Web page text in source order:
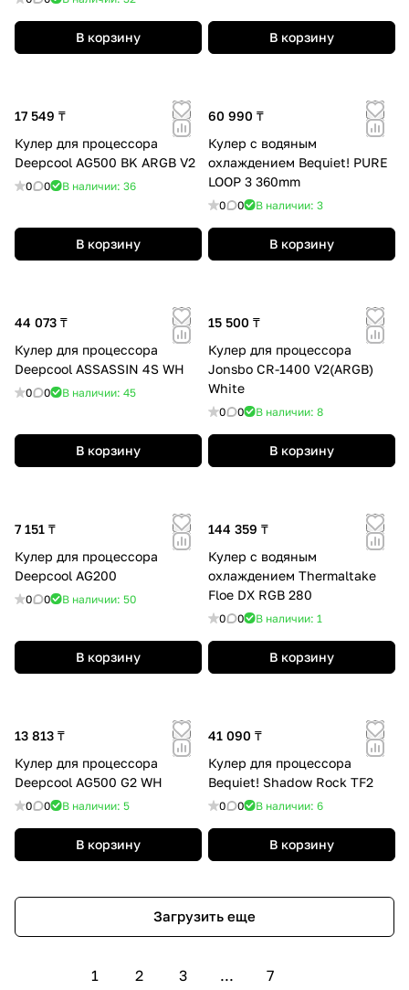
В корзину В корзину
17 549 ₸
Кулер для процессора
Deepcool AG500 BK ARGB V2
0 0 В наличии: 36
В корзину
60 990 ₸
Кулер с водяным
охлаждением Bequiet! PURE
LOOP 3 360mm
0 0 В наличии: 3
В корзину
44 073 ₸
Кулер для процессора
Deepcool ASSASSIN 4S WH
0 0 В наличии: 45
В корзину
15 500 ₸
Кулер для процессора
Jonsbo CR-1400 V2(ARGB)
White
0 0 В наличии: 8
В корзину
7 151 ₸
Кулер для процессора
Deepcool AG200
0 0 В наличии: 50
В корзину
144 359 ₸
Кулер с водяным
охлаждением Thermaltake
Floe DX RGB 280
0 0 В наличии: 1
В корзину
13 813 ₸
Кулер для процессора
Deepcool AG500 G2 WH
0 0 В наличии: 5
В корзину
41 090 ₸
Кулер для процессора
Bequiet! Shadow Rock TF2
0 0 В наличии: 6
В корзину
Загрузить еще
1 2 3 ... 7